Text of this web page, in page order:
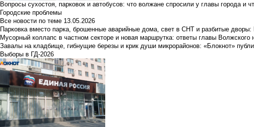
Вопросы сухостоя, парковок и автобусов: что волжане спросили у главы города и
Городские проблемы
Все новости по теме 13.05.2026
Парковка вместо парка, брошенные аварийные дома, свет в СНТ и разбитые
Мусорный коллапс в частном секторе и новая маршрутка: ответы главы Волжского
Завалы на кладбище, гибнущие березы и крик души микрорайонов: «Блокнот»
Выборы в ГД-2026